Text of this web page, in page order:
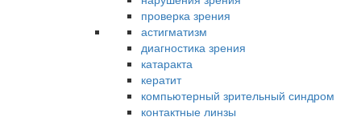
проверка зрения
астигматизм
диагностика зрения
катаракта
кератит
компьютерный зрительный синдром
контактные линзы